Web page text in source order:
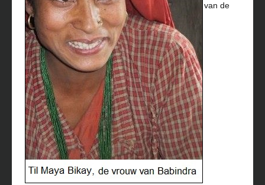
van de